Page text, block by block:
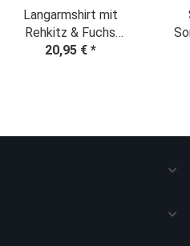
Langarmshirt mit
Rehkitz & Fuchs
"Waldtiere" Gr. 56
20,95 € *